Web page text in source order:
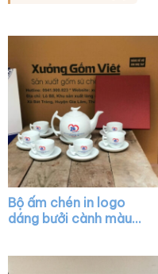
Bộ ấm chén in logo
dáng bưởi cành màu